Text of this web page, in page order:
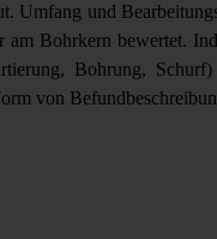
Umfang und
am Bohrkern bewertet.
Bohrung,
von